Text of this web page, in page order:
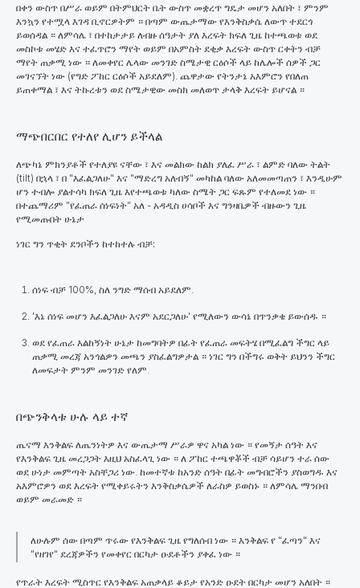
በቀን ውስጥ በሥራ ወይም በትምህርት ቤት ውስጥ መቋረጥ ግዴታ መሆን አለበት ፣ ምንም
እንኳን የተሟላ እገዳ ቢኖርዎትም ። በጣም ውጤታማው የእንቅስቃሴ ለውጥ ተደርጎ
ይወሰዳል ። ለምሳሌ ፣ በተከታታይ ለብዙ ሰዓታት ያለ እረፍት ክፍለ ጊዜ ከተጫወቱ ወደ
መስኮቱ መሄድ እና ተፈጥሮን ማየት ወይም በአምስት ደቂቃ እረፍት ውስጥ ርቀትን ብቻ
ማየት ጠቃሚ ነው ። ለመቀየር ሌላው መንገድ ስሜታዊ ርዕሶች ላይ ከሌሎች ሰዎች ጋር
መገናኘት ነው (የግድ ፖከር ርዕሶች አይደለም). ጨዋታው የትንታኔ አእምሮን የበለጠ
ይጠቀማል ፣ እና ትኩረቱን ወደ ስሜታዊው መስክ መለወጥ ታላቅ እረፍት ይሆናል ።
ማጭበርበር የተለየ ሊሆን ይችላል
ለጭካኔ ምክንያቶች የተለያዩ ናቸው ፣ እና መልክው ከልክ ያለፈ ሥራ ፣ ልምድ ባለው ትልት
(tilt) በኋላ ፣ በ "እፈልጋለሁ" እና "ማድረግ አለብኝ" መካከል ባለው አለመመጣጠን ፣ እንዲሁም
ሆን ተብሎ ያልተሳካ ክፍለ ጊዜ እየተጫወቱ ካለው ስሜት ጋር ፍጹም የተለመደ ነው ።
በተጨማሪም "የፈጠራ ሰነፍነት" አለ - አዳዲስ ሀሳቦች እና ግንዛቤዎች ብዙውን ጊዜ
የሚመጡበት ሁኔታ
ነገር ግን ጥቂት ደንቦችን ከተከተሉ ብቻ:
ሰነፍ ብቻ 100%, ስለ ንግድ ማሰብ አይደለም.
'እኔ ሰነፍ መሆን እፈልጋለሁ እናም አደርጋለሁ' የሚለውን ውሳኔ በጥንቃቄ ይውሰዱ ።
ወደ የፈጠራ እልከኝነት ሁኔታ ከመግባትዎ በፊት የፈጠራ መፍትሄ በሚፈልግ ችግር ላይ
ጠቃሚ መረጃ አንጎልዎን መጫን ያስፈልግዎታል ። ነገር ግን በችግሩ ወቅት ይህንን ችግር
ለመፍታት ምንም መንገድ የለም.
በጭንቅላቱ ሁሉ ላይ ተኛ
ጤናማ እንቅልፍ ለጤንነትዎ እና ውጤታማ ሥራዎ ዋና አካል ነው ። የመኝታ ሰዓት እና
የእንቅልፍ ጊዜ መረጋጋት እዚህ አስፈላጊ ነው ። ለ ፖከር ተጫዋቾች ብቻ ሳይሆን ተራ ሰው
ወደ ሁነታ መምጣት አስቸጋሪ ነው. ከመተኛቱ ከአንድ ሰዓት በፊት መግብሮችን ያስወግዱ እና
አእምሮዎን ወደ እረፍት የሚቀይሩትን እንቅስቃሴዎች ለራስዎ ይወስኑ ። ለምሳሌ ማንበብ
ወይም መራመድ ።
ለሁሉም ሰው በጣም ጥሩው የእንቅልፍ ጊዜ የግለሰብ ነው ። እንቅልፍ የ "ፈጣን" እና
"የዘገየ" ደረጃዎችን የመቀየር በርካታ ዑደቶችን ያቀፈ ነው ።
የጥራት እረፍት ሚስጥር የእንቅልፍ አጠቃላይ ቆይታ የአንድ ዑደት በርካታ መሆን አለበት ።